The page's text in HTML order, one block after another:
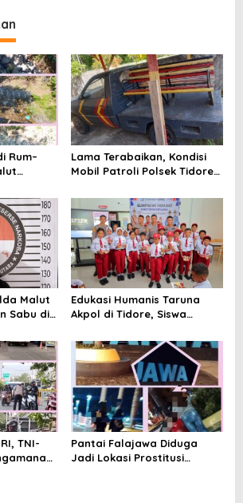
Rum–
Lama Terabaikan, Kondisi
Mobil Patroli Polsek Tidore
Kapolda
Malut
Sabu di
Edukasi Humanis Taruna
Akpol di Tidore, Siswa
Mandiri
TNI-
Pantai Falajawa Diduga
Jadi Lokasi Prostitusi